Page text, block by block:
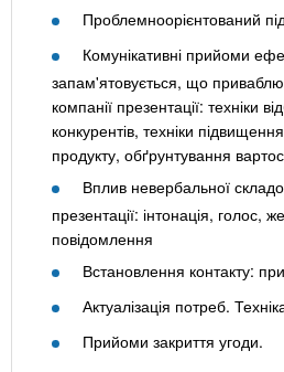
Проблемноорієнтований
Комунікативні прийоми
запам'ятовується, що
компанії презентації: техніки
конкурентів, техніки
продукту, обґрунтування
Вплив невербальної
презентації: інтонація, голос,
повідомлення
Встановлення контакту:
Актуалізація потреб.
Прийоми закриття угоди.